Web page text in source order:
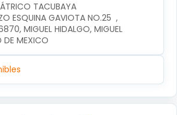
TACUBAYA
ESQUINA GAVIOTA NO.25  ,
MIGUEL HIDALGO, MIGUEL
DE MEXICO